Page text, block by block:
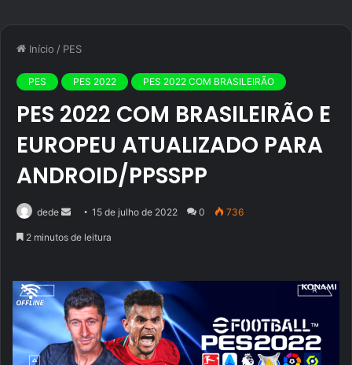
Início / PES
PES PES 2022 PES 2022 COM BRASILEIRÃO
PES 2022 COM BRASILEIRÃO E
EUROPEU ATUALIZADO PARA
ANDROID/PPSSPP
dede
Mande15 de julho de 2022 0 736
2 minutos de leitura